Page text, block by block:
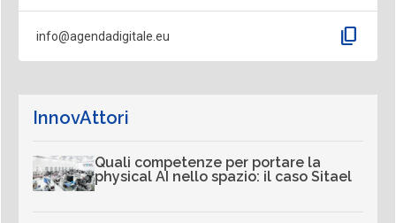
info@agendadigitale.eu content_copy
InnovAttori
Quali competenze per portare la
physical AI nello spazio: il caso Sitael